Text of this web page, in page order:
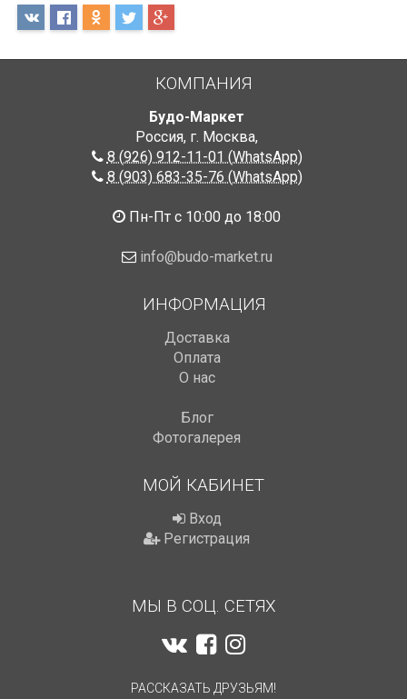
КОМПАНИЯ
Будо-Маркет
Россия, г. Москва,
8 (926) 912-11-01 (WhatsApp)
8 (903) 683-35-76 (WhatsApp)
Пн-Пт с 10:00 до 18:00
info@budo-market.ru
ИНФОРМАЦИЯ
Доставка
Оплата
О нас
Блог
Фотогалерея
МОЙ КАБИНЕТ
Вход
Регистрация
МЫ В СОЦ. СЕТЯХ
РАССКАЗАТЬ ДРУЗЬЯМ!